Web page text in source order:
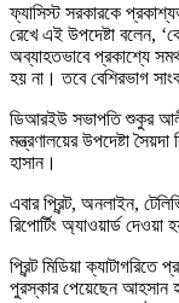
ফ্যাসিস্ট সরকারকে
রেখে এই উপদেষ্টা বলেন,
অব্যাহতভাবে প্রকাশ্যে
হয় না। তবে বেশিরভাগ
ডিআরইউ সভাপতি শুকুর আলী
মন্ত্রণালয়ের উপদেষ্টা
হাসান।
এবার প্রিন্ট, অনলাইন,
রিপোর্টিং অ্যাওয়ার্ড
প্রিন্ট মিডিয়া
পুরস্কার পেয়েছেন আহসান